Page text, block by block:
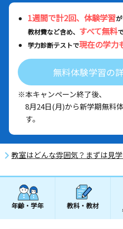
1週間で計2回、体験学習
教材費など含め、 すべて無料
学力診断テストで現在の学力
無料体験学習の
※本キャンペーン終了後、
8月24日(月)から新学期無料
す。
教室はどんな雰囲気？まずは見
年齢・学年 教科・教材